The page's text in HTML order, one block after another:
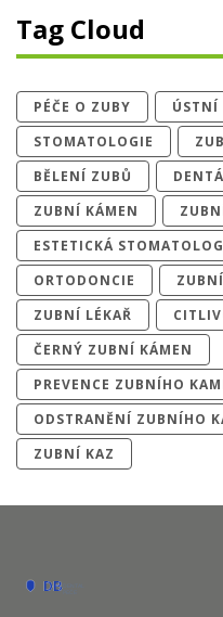
Tag Cloud
PÉČE O ZUBY
ÚSTNÍ
STOMATOLOGIE
BĚLENÍ ZUBŮ
ZUBNÍ KÁMEN
ESTETICKÁ
ORTODONCIE
ZUBNÍ LÉKAŘ
ČERNÝ ZUBNÍ KÁMEN
PREVENCE ZUBNÍHO
ODSTRANĚNÍ ZUBNÍHO
ZUBNÍ KAZ